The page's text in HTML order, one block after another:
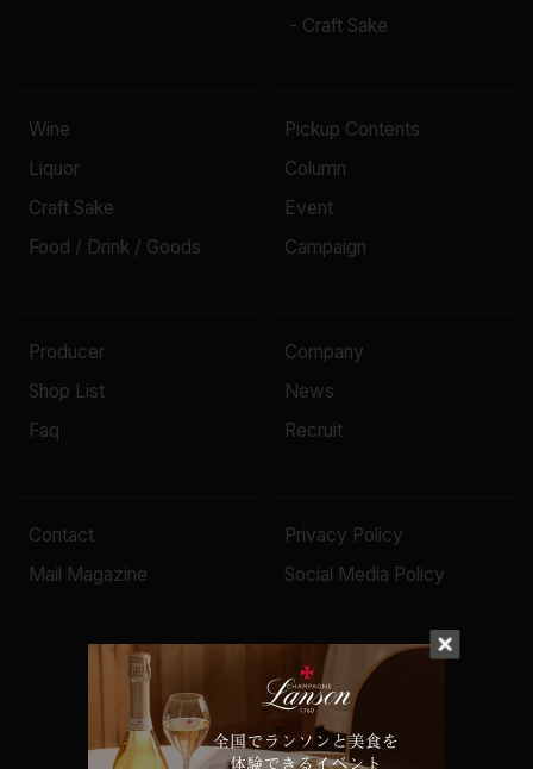
- Craft Sake
Wine
Liquor
Craft Sake
Food / Drink / Goods
Pickup Contents
Column
Event
Campaign
Producer
Shop List
Faq
Company
News
Recruit
Contact
Mail Magazine
Privacy Policy
Social Media Policy